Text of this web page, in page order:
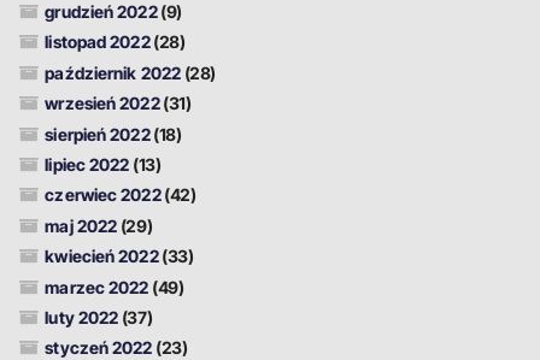
grudzień 2022(9)
listopad 2022(28)
październik 2022(28)
wrzesień 2022(31)
sierpień 2022(18)
lipiec 2022 (13)
czerwiec 2022(42)
maj 2022 (29)
kwiecień 2022(33)
marzec 2022 (49)
luty 2022 (37)
styczeń 2022 (23)